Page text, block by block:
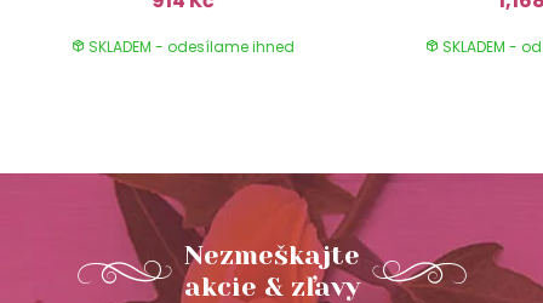
SKLADEM - odesílame ihned SKLADEM -
Nezmeškajte
akcie & zľavy